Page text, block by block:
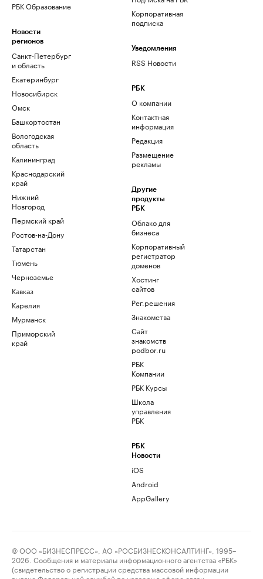
РБК Образование
Новости
регионов
Санкт-Петербург
и область
Екатеринбург
Новосибирск
Омск
Башкортостан
Вологодская
область
Калининград
Краснодарский
край
Нижний
Новгород
Пермский край
Ростов-на-Дону
Татарстан
Тюмень
Черноземье
Кавказ
Карелия
Мурманск
Приморский
край
Корпоративная
подписка
Уведомления
RSS Новости
РБК
О компании
Контактная
информация
Редакция
Размещение
рекламы
Другие
продукты
РБК
Облако для
бизнеса
Корпоративный
регистратор
доменов
Хостинг
сайтов
Рег.решения
Знакомства
Сайт
знакомств
podbor.ru
РБК
Компании
РБК Курсы
Школа
управления
РБК
РБК
Новости
iOS
Android
AppGallery
© ООО «БИЗНЕСПРЕСС», АО «РОСБИЗНЕСКОНСАЛТИНГ», 1995–
2026. Сообщения и материалы информационного агентства «РБК»
(свидетельство о регистрации средства массовой информации